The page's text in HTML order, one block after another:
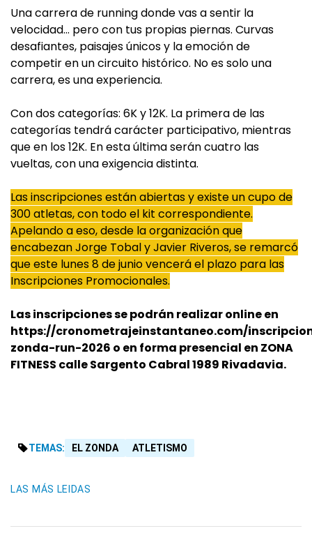
Una carrera de running donde vas a sentir la
velocidad… pero con tus propias piernas. Curvas
desafiantes, paisajes únicos y la emoción de
competir en un circuito histórico. No es solo una
carrera, es una experiencia.
Con dos categorías: 6K y 12K. La primera de las
categorías tendrá carácter participativo, mientras
que en los 12K. En esta última serán cuatro las
vueltas, con una exigencia distinta.
Las inscripciones están abiertas y existe un cupo de
300 atletas, con todo el kit correspondiente.
Apelando a eso, desde la organización que
encabezan Jorge Tobal y Javier Riveros, se remarcó
que este lunes 8 de junio vencerá el plazo para las
Inscripciones Promocionales.
Las inscripciones se podrán realizar online en
https://cronometrajeinstantaneo.com/
zonda-run-2026 o en forma presencial en ZONA
FITNESS calle Sargento Cabral 1989 Rivadavia.
TEMAS: EL ZONDA ATLETISMO
LAS MÁS LEIDAS